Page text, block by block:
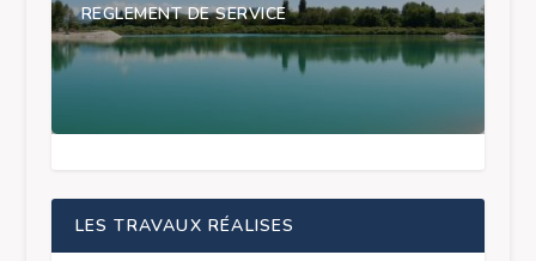
REGLEMENT DE SERVICE
LES TRAVAUX RÉALISES